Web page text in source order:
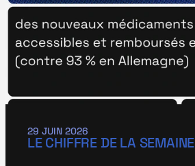
29 JUIN 2026
LE CHIFFRE DE LA SEMAINE